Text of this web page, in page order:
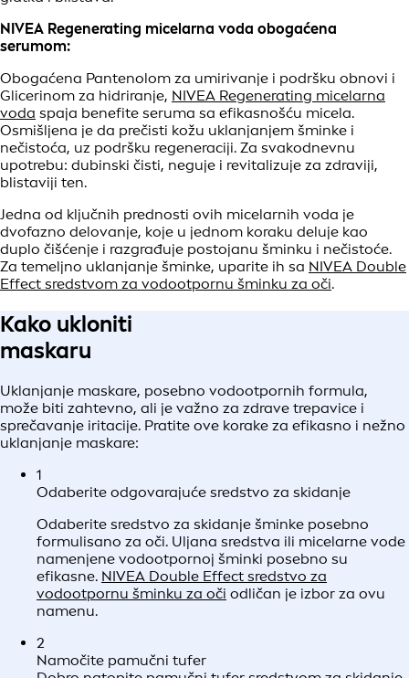
NIVEA Regenerating micelarna voda obogaćena
serumom:
Obogaćena Pantenolom za umirivanje i podršku obnovi i
Glicerinom za hidriranje, NIVEA Regenerating micelarna
voda spaja benefite seruma sa efikasnošću micela.
Osmišljena je da prečisti kožu uklanjanjem šminke i
nečistoća, uz podršku regeneraciji. Za svakodnevnu
upotrebu: dubinski čisti, neguje i revitalizuje za zdraviji,
blistaviji ten.
Jedna od ključnih prednosti ovih micelarnih voda je
dvofazno delovanje, koje u jednom koraku deluje kao
duplo čišćenje i razgrađuje postojanu šminku i nečistoće.
Za temeljno uklanjanje šminke, uparite ih sa NIVEA Double
Effect sredstvom za vodootpornu šminku za oči.
Kako ukloniti
maskaru
Uklanjanje maskare, posebno vodootpornih formula,
može biti zahtevno, ali je važno za zdrave trepavice i
sprečavanje iritacije. Pratite ove korake za efikasno i nežno
uklanjanje maskare:
1
Odaberite odgovarajuće sredstvo za skidanje
Odaberite sredstvo za skidanje šminke posebno
formulisano za oči. Uljana sredstva ili micelarne vode
namenjene vodootpornoj šminki posebno su
efikasne. NIVEA Double Effect sredstvo za
vodootpornu šminku za oči odličan je izbor za ovu
namenu.
2
Namočite pamučni tufer